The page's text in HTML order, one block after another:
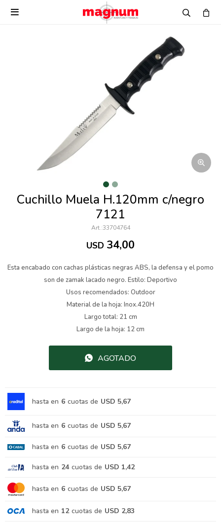

Cuchillo Muela H.120mm c/negro
7121
33704764
USD 34,00
Esta encabado con cachas plásticas negras ABS, la defensa y el pomo
son de zamak lacado negro. Estilo: Deportivo
Usos recomendados: Outdoor
Material de la hoja: Inox.420H
Largo total: 21 cm
Largo de la hoja: 12 cm
AGOTADO
hasta en 6 cuotas de USD 5,67
hasta en 6 cuotas de USD 5,67
hasta en 6 cuotas de USD 5,67
hasta en 24 cuotas de USD 1,42
hasta en 6 cuotas de USD 5,67
hasta en 12 cuotas de USD 2,83